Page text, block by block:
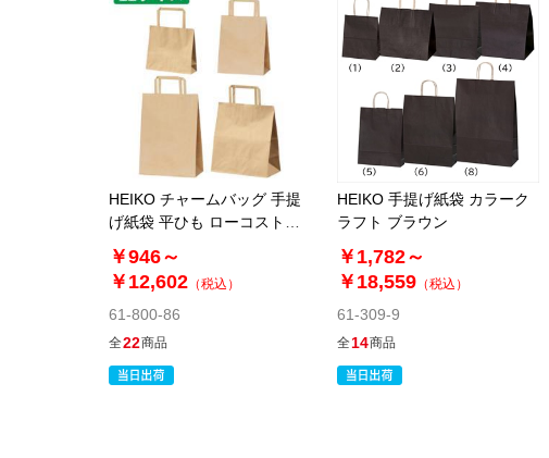
HEIKO チャームバッグ 手提
げ紙袋 平ひも ローコストタ
イプ 茶無地
￥946～
￥12,602 （税込）
61-800-86
全22商品
HEIKO 手提げ紙袋 カラーク
ラフト ブラウン
￥1,782～
￥18,559 （税込）
61-309-9
全14商品